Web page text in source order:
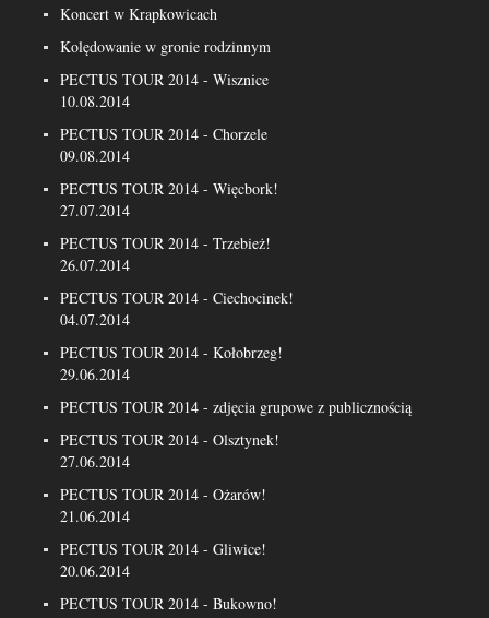
Koncert w Krapkowicach
Kolędowanie w gronie rodzinnym
PECTUS TOUR 2014 - Wisznice
10.08.2014
PECTUS TOUR 2014 - Chorzele
09.08.2014
PECTUS TOUR 2014 - Więcbork!
27.07.2014
PECTUS TOUR 2014 - Trzebież!
26.07.2014
PECTUS TOUR 2014 - Ciechocinek!
04.07.2014
PECTUS TOUR 2014 - Kołobrzeg!
29.06.2014
PECTUS TOUR 2014 - zdjęcia grupowe z publicznością
PECTUS TOUR 2014 - Olsztynek!
27.06.2014
PECTUS TOUR 2014 - Ożarów!
21.06.2014
PECTUS TOUR 2014 - Gliwice!
20.06.2014
PECTUS TOUR 2014 - Bukowno!